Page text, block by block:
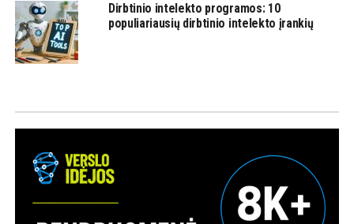
Dirbtinio intelekto programos: 10
populiariausių dirbtinio intelekto įrankių